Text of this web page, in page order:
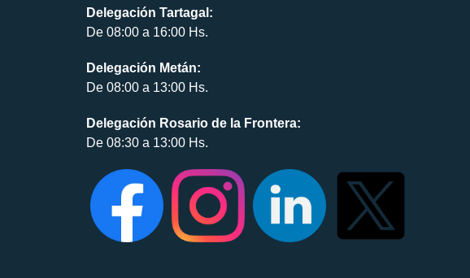
Delegación Tartagal:
De 08:00 a 16:00 Hs.
Delegación Metán:
De 08:00 a 13:00 Hs.
Delegación Rosario de la Frontera:
De 08:30 a 13:00 Hs.